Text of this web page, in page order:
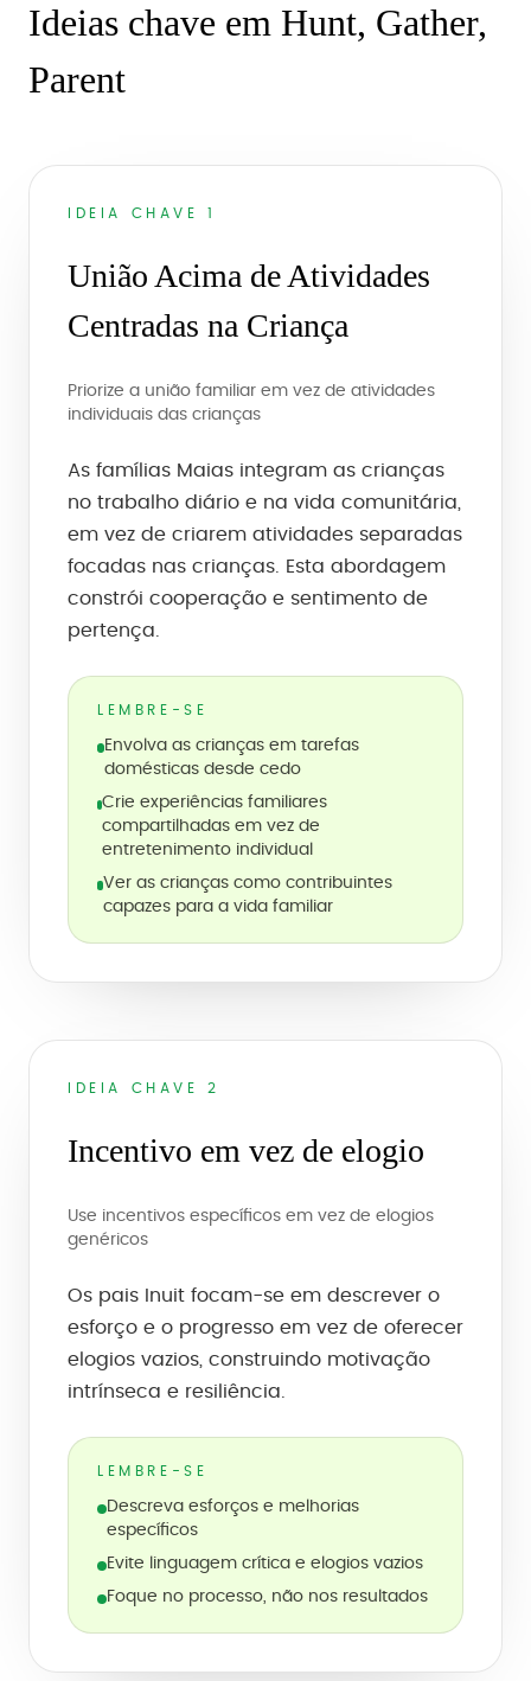
Ideias chave em Hunt, Gather,
Parent
IDEIA CHAVE 1
União Acima de Atividades
Centradas na Criança
Priorize a união familiar em vez de atividades
individuais das crianças
As famílias Maias integram as crianças
no trabalho diário e na vida comunitária,
em vez de criarem atividades separadas
focadas nas crianças. Esta abordagem
constrói cooperação e sentimento de
pertença.
LEMBRE-SE
Envolva as crianças em tarefas
domésticas desde cedo
Crie experiências familiares
compartilhadas em vez de
entretenimento individual
Ver as crianças como contribuintes
capazes para a vida familiar
IDEIA CHAVE 2
Incentivo em vez de elogio
Use incentivos específicos em vez de elogios
genéricos
Os pais Inuit focam-se em descrever o
esforço e o progresso em vez de oferecer
elogios vazios, construindo motivação
intrínseca e resiliência.
LEMBRE-SE
Descreva esforços e melhorias
específicos
Evite linguagem crítica e elogios vazios
Foque no processo, não nos resultados